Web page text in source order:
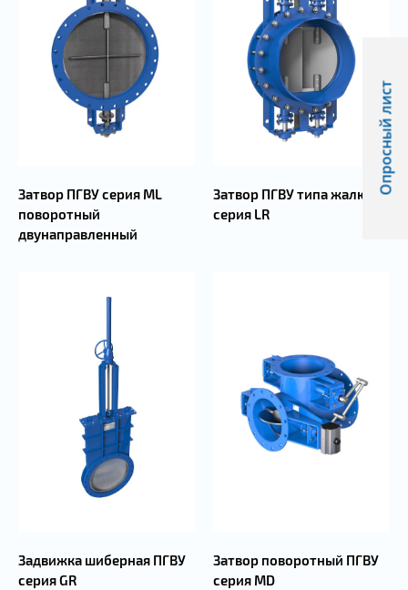
Затвор ПГВУ серия ML
поворотный
двунаправленный
Затвор ПГВУ типа жалюзи
серия LR
Задвижка шиберная ПГВУ
серия GR
Затвор поворотный ПГВУ
серия MD
Опросный лист